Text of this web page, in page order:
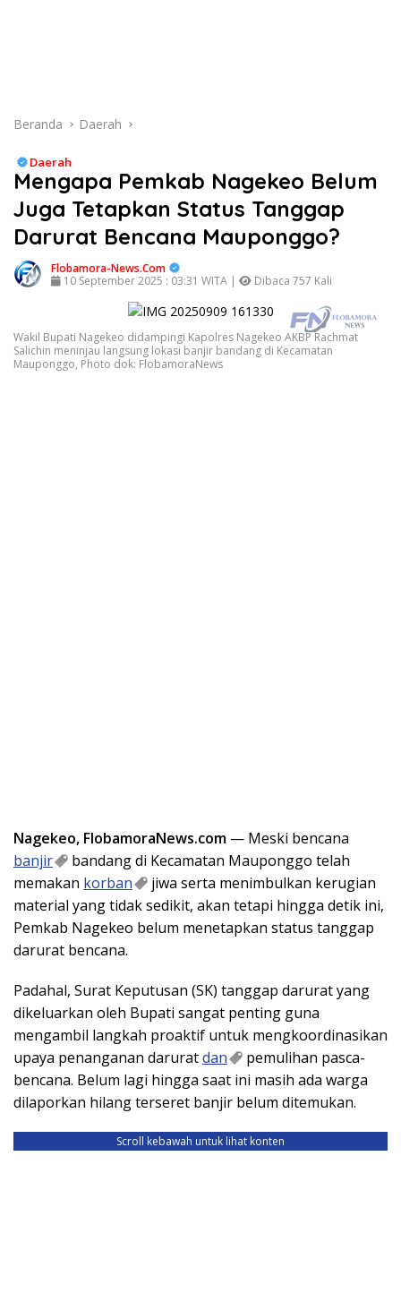
Beranda Daerah
Daerah
Mengapa Pemkab Nagekeo Belum
Juga Tetapkan Status Tanggap
Darurat Bencana Mauponggo?
Flobamora-News.Com
10 September 2025 : 03:31 WITA |
Dibaca 757 Kali
Wakil Bupati Nagekeo didampingi Kapolres Nagekeo AKBP Rachmat
Salichin meninjau langsung lokasi banjir bandang di Kecamatan
Mauponggo, Photo dok: FlobamoraNews
Nagekeo, FlobamoraNews.com — Meski bencana
banjir
bandang di Kecamatan Mauponggo telah
memakan korban
jiwa serta menimbulkan kerugian
material yang tidak sedikit, akan tetapi hingga detik ini,
Pemkab Nagekeo belum menetapkan status tanggap
darurat bencana.
Padahal, Surat Keputusan (SK) tanggap darurat yang
dikeluarkan oleh Bupati sangat penting guna
mengambil langkah proaktif untuk mengkoordinasikan
upaya penanganan daruratdan
pemulihan pasca-
bencana. Belum lagi hingga saat ini masih ada warga
dilaporkan hilang terseret banjir belum ditemukan.
Scroll kebawah untuk lihat konten